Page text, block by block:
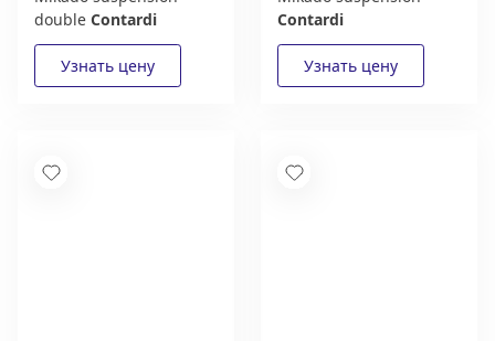
double Contardi
Contardi